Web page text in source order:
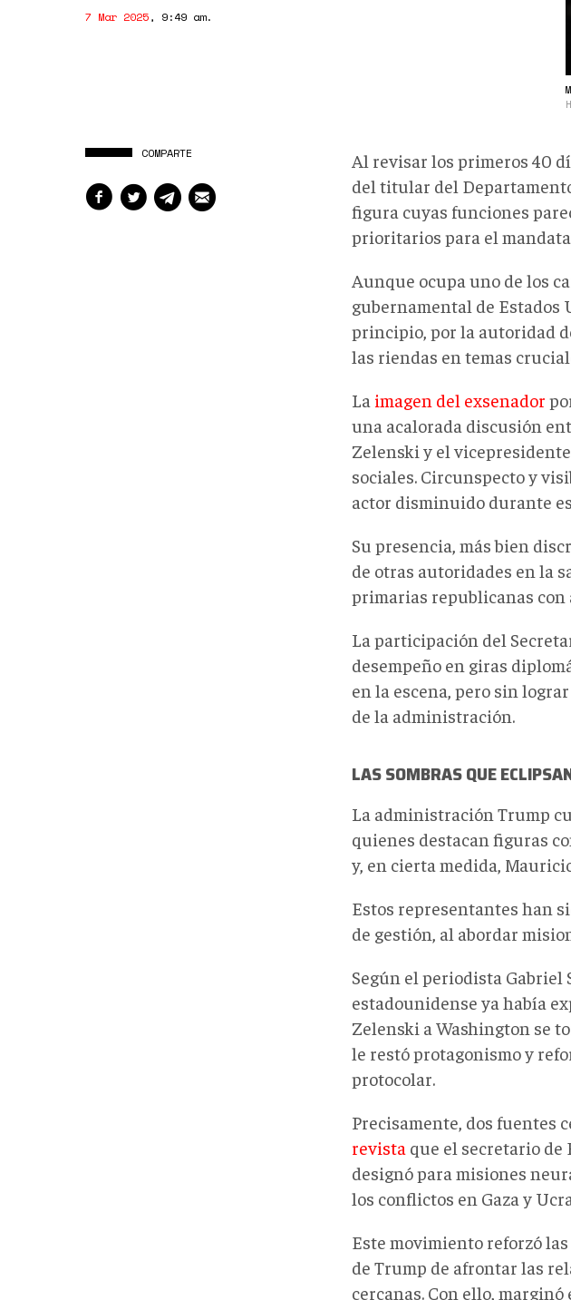
7 Mar 2025, 9:49 am.
COMPARTE
Al revisar los primeros 40
del titular del
figura cuyas funciones
prioritarios para el
Aunque ocupa uno de los
gubernamental de Estados
principio, por la autoridad
las riendas en temas
La imagen del exsenador
una acalorada discusión
Zelenski y el
sociales. Circunspecto y
actor disminuido durante
Su presencia, más bien
de otras autoridades en la
primarias republicanas
La participación del
desempeño en giras
en la escena, pero sin
de la administración.
LAS SOMBRAS QUE
La administración Trump
quienes destacan figuras
y, en cierta medida,
Estos representantes han
de gestión, al abordar
Según el periodista
estadounidense ya había
Zelenski a Washington se
le restó protagonismo y
protocolar.
Precisamente, dos fuentes
revista que el secretario de
designó para misiones
los conflictos en Gaza y
Este movimiento reforzó
de Trump de afrontar las
cercanas. Con ello,